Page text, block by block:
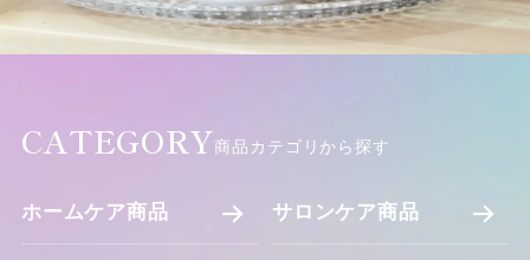
CATEGORY商品カテゴリから探す
ホームケア商品 サロンケア商品